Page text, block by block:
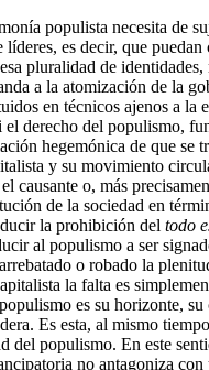
populista necesita de
es decir, que puedan
pluralidad de identidades,
a la atomización de la
en técnicos ajenos a la
derecho del populismo,
hegemónica de que se
y su movimiento
causante o, más
de la sociedad en
la prohibición del todo
al populismo a ser
o robado la
la falta es
es su horizonte,
Es esta, al mismo
del populismo. En este
no antagoniza con